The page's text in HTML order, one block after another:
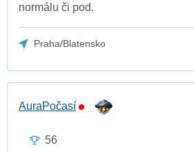
normálu či pod.
Praha/Blatensko
AuraPočasí
56